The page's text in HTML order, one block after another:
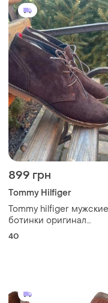
899 грн
Tommy Hilfiger
Tommy hilfiger мужские
ботинки оригинал
40р-26см!
40